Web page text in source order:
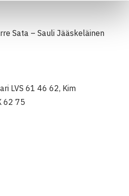
Sata – Sauli Jääskeläinen
LVS 61 46 62, Kim
62 75